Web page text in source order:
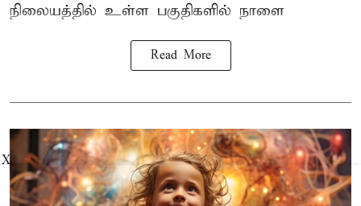
நிலையத்தில் உள்ள பகுதிகளில் நாளை
Read More
X